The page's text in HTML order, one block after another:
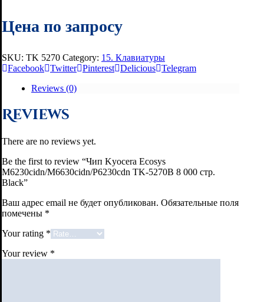
Цена по запросу
SKU: TK 5270 Category: 15. Клавиатуры
Facebook Twitter Pinterest Delicious Telegram
Reviews (0)
Reviews
There are no reviews yet.
Be the first to review “Чип Kyocera Ecosys
M6230cidn/M6630cidn/P6230cdn TK-5270B 8 000 стр.
Black”
Ваш адрес email не будет опубликован. Обязательные поля
помечены *
Your rating *
Your review *